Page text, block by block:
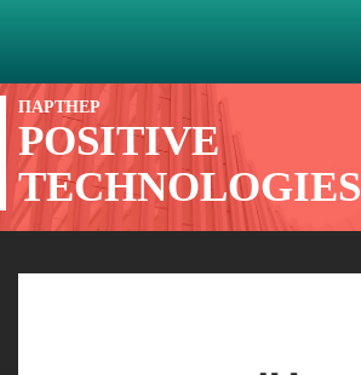
ПАРТНЕР
POSITIVE
TECHNOLOGIES